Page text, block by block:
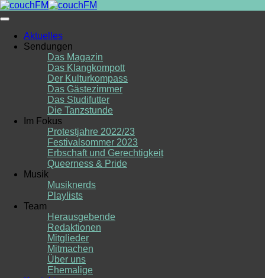
Skip
to
Aktuelles
Sendungen
Das Magazin
Das Klangkompott
Der Kulturkompass
Das Gästezimmer
Das Studifutter
Die Tanzstunde
Im Fokus
Protestjahre 2022/23
Festivalsommer 2023
Erbschaft und Gerechtigkeit
Queerness & Pride
Musik
Musiknerds
Playlists
Team
Herausgebende
Redaktionen
Mitglieder
Mitmachen
Über uns
Ehemalige